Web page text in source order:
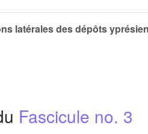
latérales des dépôts
Fascicule no. 3